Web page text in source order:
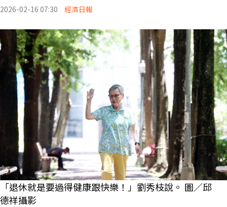
2026-02-16 07:30 經濟日報
「退休就是要過得健康跟快樂！」劉秀枝說。 圖／邱
德祥攝影